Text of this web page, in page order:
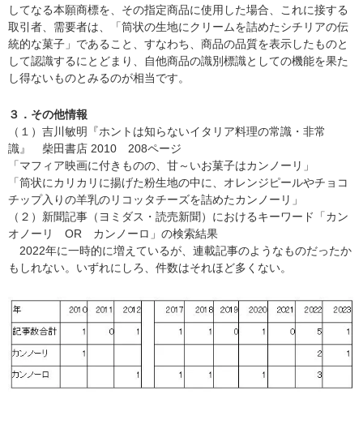
してなる本願商標を、その指定商品に使用した場合、これに接する
取引者、需要者は、「筒状の生地にクリームを詰めたシチリアの伝
統的な菓子」であること、すなわち、商品の品質を表示したものと
して認識するにとどまり、自他商品の識別標識としての機能を果た
し得ないものとみるのが相当です。
３．その他情報
（１）吉川敏明『ホントは知らないイタリア料理の常識・非常
識』 柴田書店 2010 208ページ
「マフィア映画に付きものの、甘～いお菓子はカンノーリ」
「筒状にカリカリに揚げた粉生地の中に、オレンジピールやチョコ
チップ入りの羊乳のリコッタチーズを詰めたカンノーリ」
（２）新聞記事（ヨミダス・読売新聞）におけるキーワード「カン
オノーリ OR カンノーロ」の検索結果
2022年に一時的に増えているが、連載記事のようなものだったか
もしれない。いずれにしろ、件数はそれほど多くない。